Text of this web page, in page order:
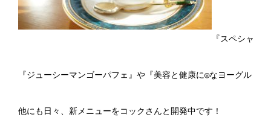
『スペシャリ
『ジューシーマンゴーパフェ』や『美容と健康に◎なヨーグルト
他にも日々、新メニューをコックさんと開発中です！